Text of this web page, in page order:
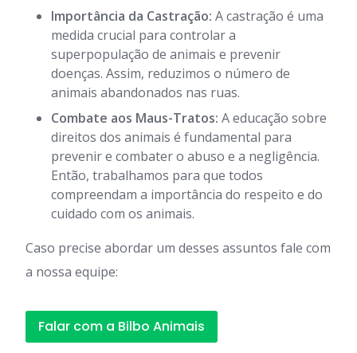
Importância da Castração: A castração é uma
medida crucial para controlar a
superpopulação de animais e prevenir
doenças. Assim, reduzimos o número de
animais abandonados nas ruas.
Combate aos Maus-Tratos: A educação sobre
direitos dos animais é fundamental para
prevenir e combater o abuso e a negligência.
Então, trabalhamos para que todos
compreendam a importância do respeito e do
cuidado com os animais.
Caso precise abordar um desses assuntos fale com
a nossa equipe:
Falar com a Bilbo Animais